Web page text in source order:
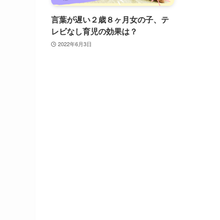
言葉が遅い２歳８ヶ月女の子、テ
レビなし育児の効果は？
2022年6月3日